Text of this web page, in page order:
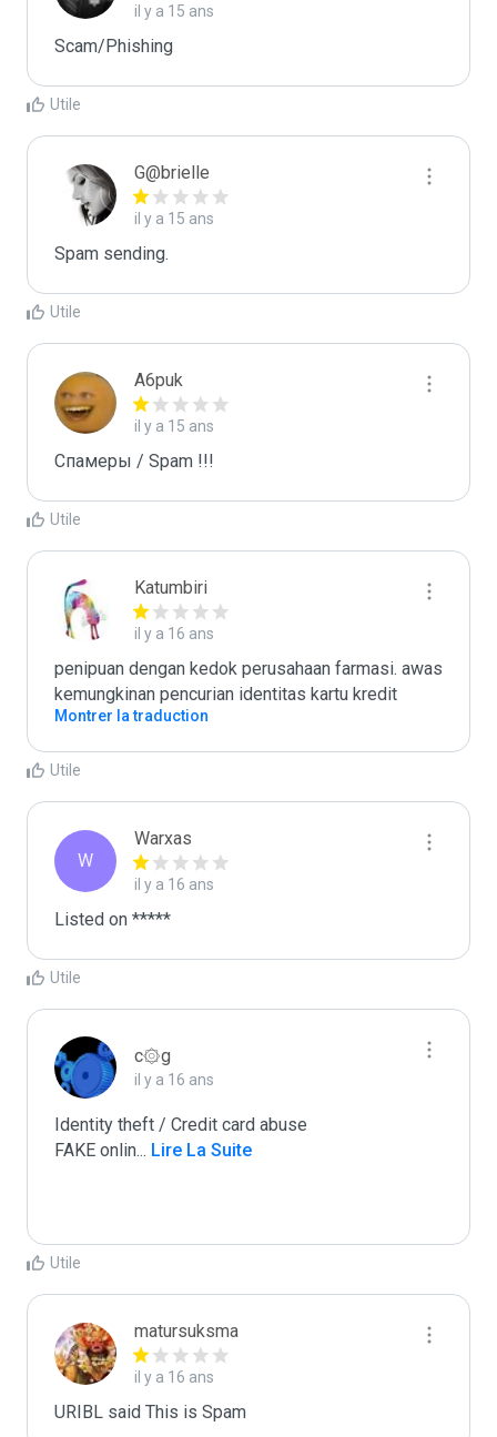
il y a 15 ans
Scam/Phishing
Utile
G@brielle
il y a 15 ans
Spam sending.
Utile
A6puk
il y a 15 ans
Спамеры / Spam !!!
Utile
Katumbiri
il y a 16 ans
penipuan dengan kedok perusahaan farmasi. awas
kemungkinan pencurian identitas kartu kredit
Montrer la traduction
Utile
W
Warxas
il y a 16 ans
Listed on *****
Utile
c۞g
il y a 16 ans
Identity theft / Credit card abuse
FAKE onlin... Lire La Suite
Utile
matursuksma
il y a 16 ans
URIBL said This is Spam